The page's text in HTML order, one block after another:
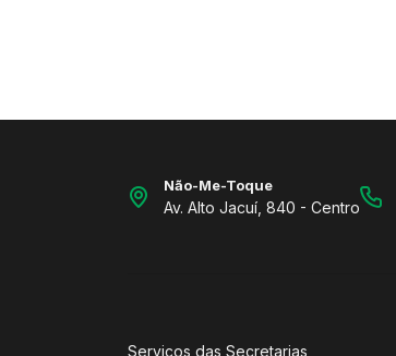
Não-Me-Toque
Av. Alto Jacuí, 840 - Centro
Serviços das Secretarias